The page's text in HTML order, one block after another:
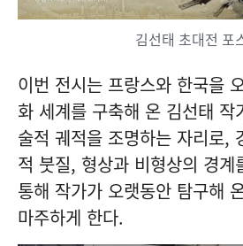
김선태 초대전 포
이번 전시는 프랑스와 한국을
화 세계를 구축해 온 김선태 작
술적 궤적을 조명하는 자리로,
적 붓질, 형상과 비형상의 경계
통해 작가가 오랫동안 탐구해
마주하게 한다.